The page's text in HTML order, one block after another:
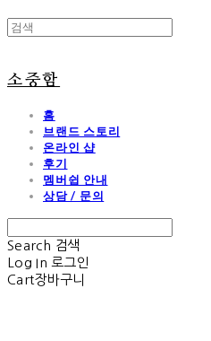
소중함
홈
브랜드 스토리
온라인 샵
후기
멤버쉽 안내
상담 / 문의
Search 검색
Log In 로그인
Cart장바구니